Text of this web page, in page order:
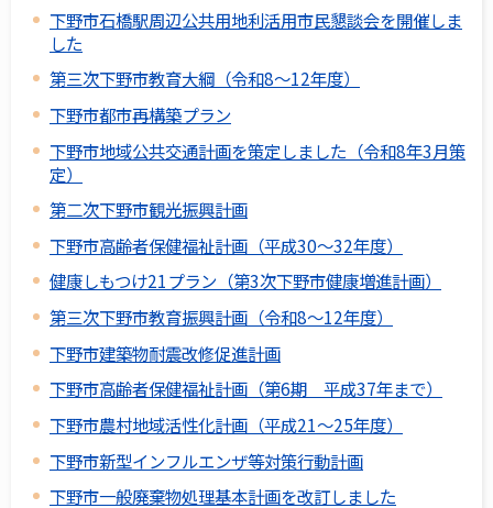
下野市石橋駅周辺公共用地利活用市民懇談会を開催しま
した
第三次下野市教育大綱（令和8～12年度）
下野市都市再構築プラン
下野市地域公共交通計画を策定しました（令和8年3月策
定）
第二次下野市観光振興計画
下野市高齢者保健福祉計画（平成30～32年度）
健康しもつけ21プラン（第3次下野市健康増進計画）
第三次下野市教育振興計画（令和8～12年度）
下野市建築物耐震改修促進計画
下野市高齢者保健福祉計画（第6期 平成37年まで）
下野市農村地域活性化計画（平成21～25年度）
下野市新型インフルエンザ等対策行動計画
下野市一般廃棄物処理基本計画を改訂しました